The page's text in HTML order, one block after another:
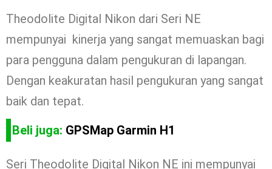
Theodolite Digital Nikon dari Seri NE
mempunyai kinerja yang sangat memuaskan bagi
para pengguna dalam pengukuran di lapangan.
Dengan keakuratan hasil pengukuran yang sangat
baik dan tepat.
Beli juga: GPSMap Garmin H1
Seri Theodolite Digital Nikon NE ini mempunyai